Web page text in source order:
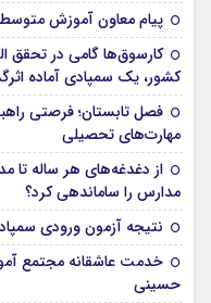
پیام معاون آموزش
کارسوق‌ها گامی در تحقق
کشور، یک سمپادی آماده
فصل تابستان؛ فرصتی
مهارت‌های تحصیلی
از دغدغه‌های هر ساله
مدارس را ساماندهی کرد؟
نتیجه آزمون ورودی سمپاد سال ۱۴۰۵
خدمت عاشقانه مجتمع
حسینی